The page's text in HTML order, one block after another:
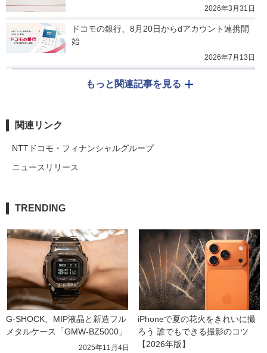
2026年3月31日
ドコモの銀行、8月20日からdアカウント連携開
始
2026年7月13日
もっと関連記事を見る
関連リンク
NTTドコモ・フィナンシャルグループ
ニュースリリース
TRENDING
G-SHOCK、MIP液晶と新造フル
メタルケース「GMW-BZ5000」
2025年11月4日
iPhoneで夏の花火をきれいに撮
ろう 誰でもできる撮影のコツ
【2026年版】